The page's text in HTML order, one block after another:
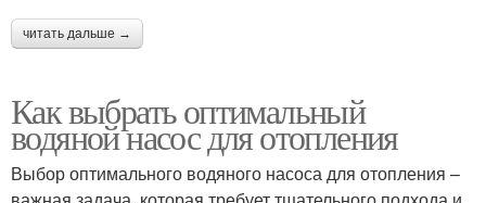
читать дальше →
Как выбрать оптимальный
водяной насос для отопления
Выбор оптимального водяного насоса для отопления –